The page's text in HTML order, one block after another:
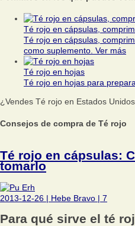
Té rojo en cápsulas,
Té rojo en cápsulas,
como suplemento. Ver más
Té rojo en hojas
Té rojo en hojas para
¿Vendes Té rojo en Estados
Consejos de compra de Té rojo
Té rojo en cápsulas:
tomarlo
2013-12-26 | Hebe Bravo | 7
Para qué sirve el té